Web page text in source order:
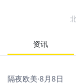
资讯
隔夜欧美·8月8日